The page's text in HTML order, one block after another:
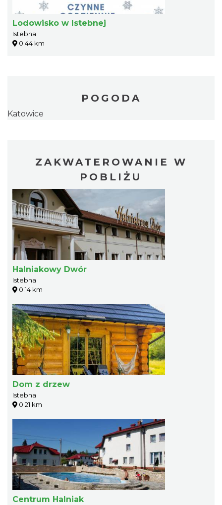
Lodowisko w Istebnej
Istebna
0.44 km
POGODA
Katowice
ZAKWATEROWANIE W
POBLIŻU
Halniakowy Dwór
Istebna
0.14 km
Dom z drzew
Istebna
0.21 km
Centrum Halniak